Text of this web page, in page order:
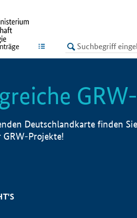
LISTE
Deutschlandkarte finden
Projekte!